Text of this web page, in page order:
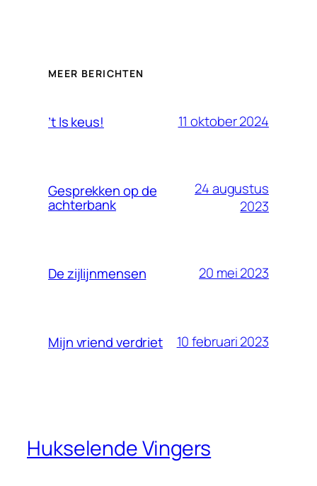
MEER BERICHTEN
’t Is keus! 11 oktober 2024
Gesprekken op de
achterbank
24 augustus
2023
De zijlijnmensen 20 mei 2023
Mijn vriend verdriet 10 februari 2023
Hukselende Vingers